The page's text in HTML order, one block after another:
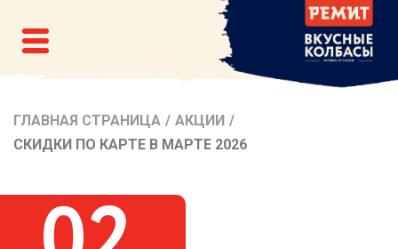
ГЛАВНАЯ СТРАНИЦА / АКЦИИ /
СКИДКИ ПО КАРТЕ В МАРТЕ 2026